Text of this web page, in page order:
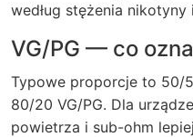
według stężenia nikotyny
VG/PG — co
Typowe proporcje to 50/
80/20 VG/PG. Dla
powietrza i sub-ohm